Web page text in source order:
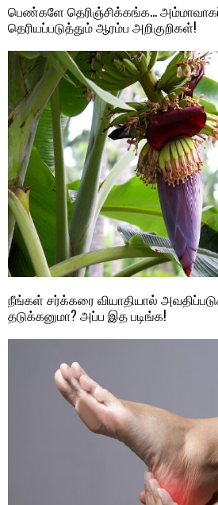
பெண்களே தெரிஞ்சிக்கங்க…
தெரியப்படுத்தும் ஆரம்ப அறிகுறிகள்!
நீங்கள் சர்க்கரை வியாதியால்
தடுக்கனுமா? அப்ப இத படிங்க!